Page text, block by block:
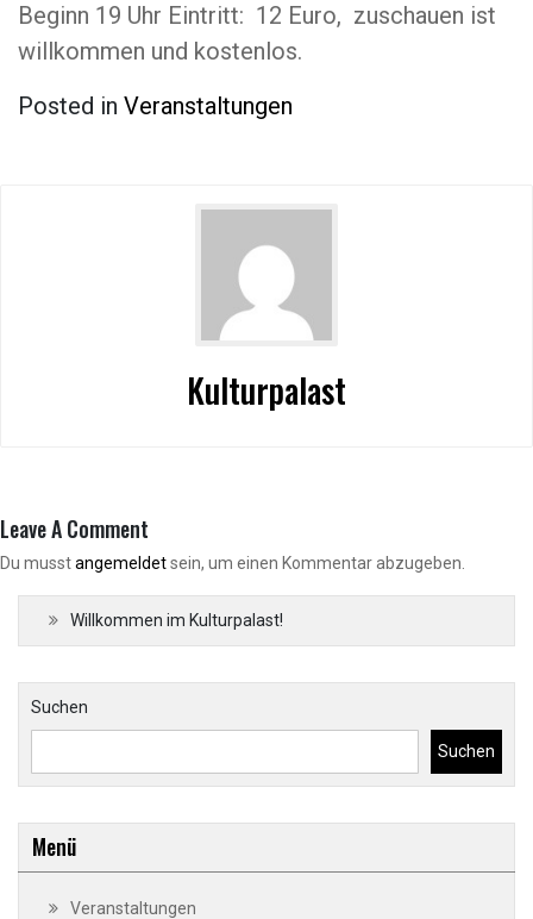
Beginn 19 Uhr Eintritt: 12 Euro, zuschauen ist
willkommen und kostenlos.
Posted in Veranstaltungen
Kulturpalast
Leave A Comment
Du musstangemeldetsein, um einen Kommentar abzugeben.
Willkommen im Kulturpalast!
Suchen
Suchen
Menü
Veranstaltungen